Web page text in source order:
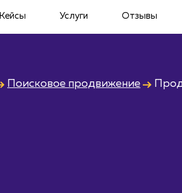
Кейсы Услуги Отзывы
Поисковое продвижение